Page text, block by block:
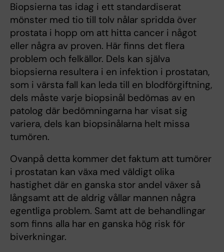
Biopsierna tas idag i ett standardiserat
mönster med tio till tolv nålar spridda över
prostata i hopp om att hitta cancer i något
eller några av proven. Här finns det flera
problem och felkällor. Dels kan själva
biopsierna resultera i en infektion i prostatan,
som i värsta fall kan leda till en blodförgiftning,
dels måste varje biopsinål bedömas av en
patolog där bedömningarna har visat sig
variera, dels kan biopsinålarna helt missa
tumören.
Ovanpå detta kommer det faktum att tumörer
i prostatan kan växa med väldigt olika
hastighet där en ganska stor andel växer så
långsamt att de aldrig vållar mannen några
egentliga problem. Samt att de behandlingar
som finns alla har en ganska hög risk för
biverkningar.